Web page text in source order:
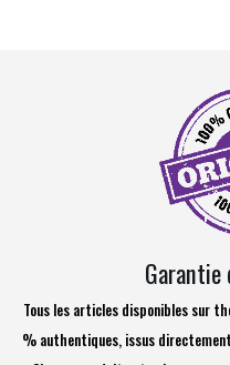
Tous les articles disponibles sur
% authentiques, issus